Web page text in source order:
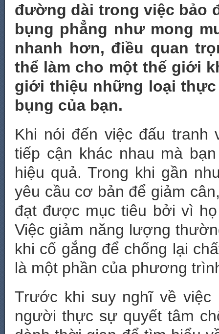
đường dài trong việc bảo
bụng phẳng như mong
nhanh hơn, điều quan
thể làm cho một thế giới
giới thiệu những loại thực
bụng của bạn.
Khi nói đến việc đấu
tiếp cận khác nhau mà
hiệu quả. Trong khi gần
yêu cầu cơ bản để giảm
đạt được mục tiêu bởi vì
Việc giảm năng lượng
khi cố gắng để chống lại
là một phần của phương
Trước khi suy nghĩ về việc
người thực sự quyết tâm